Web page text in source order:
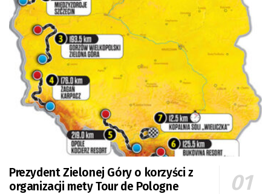
Prezydent Zielonej Góry o korzyści z
organizacji mety Tour de Pologne